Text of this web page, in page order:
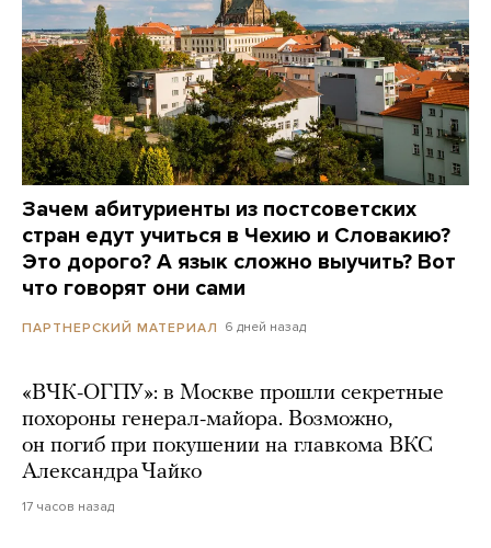
Зачем абитуриенты из постсоветских
стран едут учиться в Чехию и Словакию?
Это дорого? А язык сложно выучить? Вот
что говорят они сами
ПАРТНЕРСКИЙ МАТЕРИАЛ 6 дней назад
«ВЧК-ОГПУ»: в Москве прошли секретные
похороны генерал-майора. Возможно,
он погиб при покушении на главкома ВКС
Александра Чайко
17 часов назад